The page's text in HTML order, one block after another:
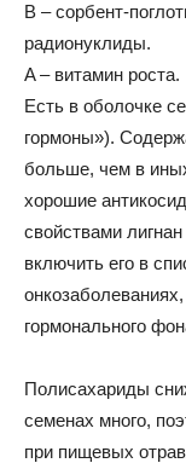
B – сорбент-
радионуклиды.
A – витамин роста.
Есть в оболочке
гормоны»).
больше, чем в
хорошие
свойствами
включить его в
гормонального
Полисахариды
семенах много,
при пищевых